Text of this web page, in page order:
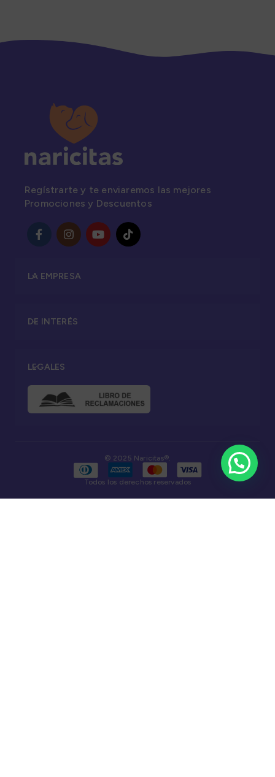
Regístrarte y te enviaremos las mejores
Promociones y Descuentos
LA EMPRESA
DE INTERÉS
LEGALES
© 2025 Naricitas®.
Todos los derechos reservados